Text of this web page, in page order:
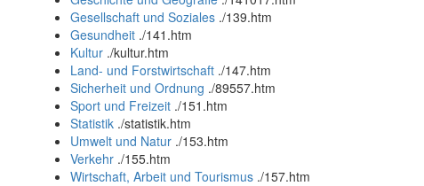
Gesellschaft und Soziales ./139.htm
Gesundheit ./141.htm
Kultur ./kultur.htm
Land- und Forstwirtschaft ./147.htm
Sicherheit und Ordnung ./89557.htm
Sport und Freizeit ./151.htm
Statistik ./statistik.htm
Umwelt und Natur ./153.htm
Verkehr ./155.htm
Wirtschaft, Arbeit und Tourismus ./157.htm